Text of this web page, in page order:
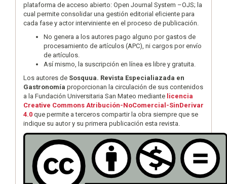
plataforma de acceso abierto: Open Journal System –OJS; la
cual permite consolidar una gestión editorial eﬁciente para
cada fase y actor interviniente en el proceso de publicación.
No genera a los autores pago alguno por gastos de
procesamiento de artículos (APC), ni cargos por envío
de artículos.
Así mismo, la suscripción en línea es libre y gratuita.
Los autores de Sosquua. Revista Especialiazada en
Gastronomía proporcionan la circulación de sus contenidos
a la Fundación Universitaria San Mateo mediante licencia
Creative Commons Atribución-NoComercial-SinDerivar
4.0 que permite a terceros compartir la obra siempre que se
indique su autor y su primera publicación esta revista.